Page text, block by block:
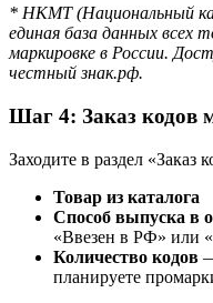
* НКМТ (Национальный
единая база данных всех
маркировке в России.
честный знак.рф.
Шаг 4: Заказ кодов
Заходите в раздел «Заказ
Товар из каталога
Способ выпуска в
«Ввезен в РФ» или
Количество кодов
планируете